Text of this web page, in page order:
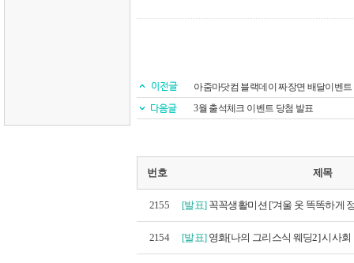
아줌마닷컴 블랙데이 짜장면 배달이벤
3월 출석체크 이벤트 당첨 발표
번호 제목
2155 [발표] 꼭꼭생활미션 ['겨울 옷 똑똑하게
2154 [발표] 영화[나의 그리스식 웨딩2] 시사회